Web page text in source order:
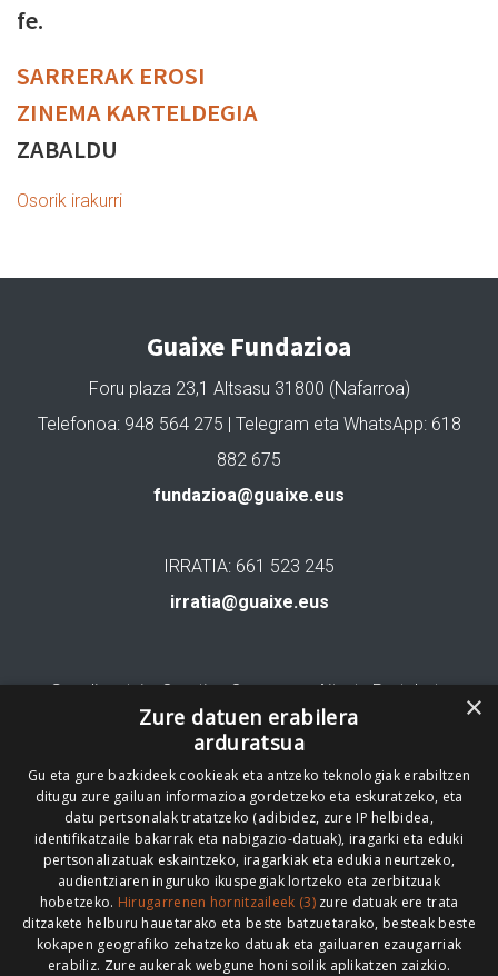
fe.
SARRERAK EROSI
ZINEMA KARTELDEGIA
ZABALDU
Osorik irakurri
Guaixe Fundazioa
Foru plaza 23,1 Altsasu 31800 (Nafarroa)
Telefonoa: 948 564 275 | Telegram eta WhatsApp: 618
882 675
fundazioa@guaixe.eus
IRRATIA: 661 523 245
irratia@guaixe.eus
Gure lizentzia: Creative Commons Aitortu Partekatu
Codesyntaxek garatua
HONI BURUZ LEGE OHARRA PUBLIZITATEA
ARAUAK HARREMANETARAKO RSS
×
Zure datuen erabilera
arduratsua
Gu eta gure bazkideek cookieak eta antzeko teknologiak erabiltzen
ditugu zure gailuan informazioa gordetzeko eta eskuratzeko, eta
datu pertsonalak tratatzeko (adibidez, zure IP helbidea,
identifikatzaile bakarrak eta nabigazio-datuak), iragarki eta eduki
pertsonalizatuak eskaintzeko, iragarkiak eta edukia neurtzeko,
audientziaren inguruko ikuspegiak lortzeko eta zerbitzuak
hobetzeko. Hirugarrenen hornitzaileek (3)zure datuak ere trata
ditzakete helburu hauetarako eta beste batzuetarako, besteak beste
kokapen geografiko zehatzeko datuak eta gailuaren ezaugarriak
erabiliz. Zure aukerak webgune honi soilik aplikatzen zaizkio.